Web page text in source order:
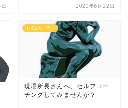
2020年6月22日
お役立ちコラム
現場所長さんへ、セルフコー
チングしてみませんか？